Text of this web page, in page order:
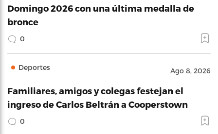
Domingo 2026 con una última medalla de
bronce
0
Deportes Ago 8, 2026
Familiares, amigos y colegas festejan el
ingreso de Carlos Beltrán a Cooperstown
0